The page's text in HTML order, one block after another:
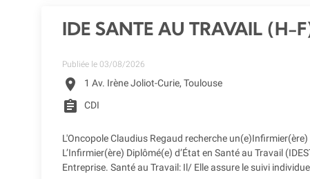
IDE SANTE AU TRAVAIL (H-
Publiée le 03/08/2026
location_on 1 Av. Irène Joliot-Curie, Toulouse
assignment CDI
L'Oncopole Claudius Regaud recherche
L’Infirmier(ère) Diplômé(e) d’État en Santé au Travail
Entreprise. Santé au Travail: Il/ Elle assure le suivi